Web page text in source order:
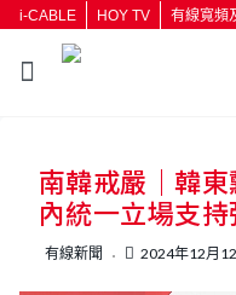
i-CABLE HOY TV 有線寬頻
按
南韓戒嚴｜韓
內統一立場支持
有線新聞 2024年12月